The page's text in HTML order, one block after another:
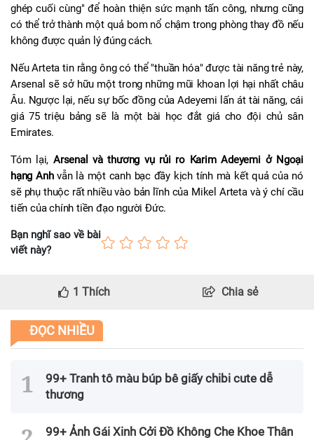
ghép cuối cùng" để hoàn thiện sức mạnh tấn công, nhưng cũng
có thể trở thành một quả bom nổ chậm trong phòng thay đồ nếu
không được quản lý đúng cách.
Nếu Arteta tin rằng ông có thể "thuần hóa" được tài năng trẻ này,
Arsenal sẽ sở hữu một trong những mũi khoan lợi hại nhất châu
Âu. Ngược lại, nếu sự bốc đồng của Adeyemi lấn át tài năng, cái
giá 75 triệu bảng sẽ là một bài học đắt giá cho đội chủ sân
Emirates.
Tóm lại, Arsenal và thương vụ rủi ro Karim Adeyemi ở Ngoại
hạng Anh vẫn là một canh bạc đầy kịch tính mà kết quả của nó
sẽ phụ thuộc rất nhiều vào bản lĩnh của Mikel Arteta và ý chí cầu
tiến của chính tiền đạo người Đức.
Bạn nghĩ sao về bài
viết này?
1 Thích Chia sẻ
ĐỌC NHIỀU
99+ Tranh tô màu búp bê giấy chibi cute dễ
thương
99+ Ảnh Gái Xinh Cởi Đồ Không Che Khoe Thân